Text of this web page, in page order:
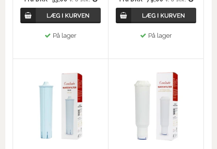
På lager På lager